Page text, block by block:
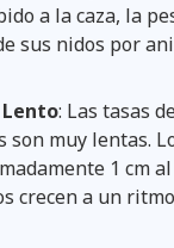
a la caza, la
sus nidos por
: Las tasas
son muy lentas.
1 cm
crecen a un